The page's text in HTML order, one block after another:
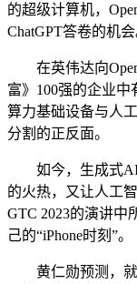
的超级计算机，
ChatGPT答卷的机会
在英伟达向
富》100强的企业
算力基础设备与人
分割的正反面。
如今，生成式AI
的火热，又让人工
GTC 2023的演讲中
己的“iPhone时刻”。
黄仁勋预测，就